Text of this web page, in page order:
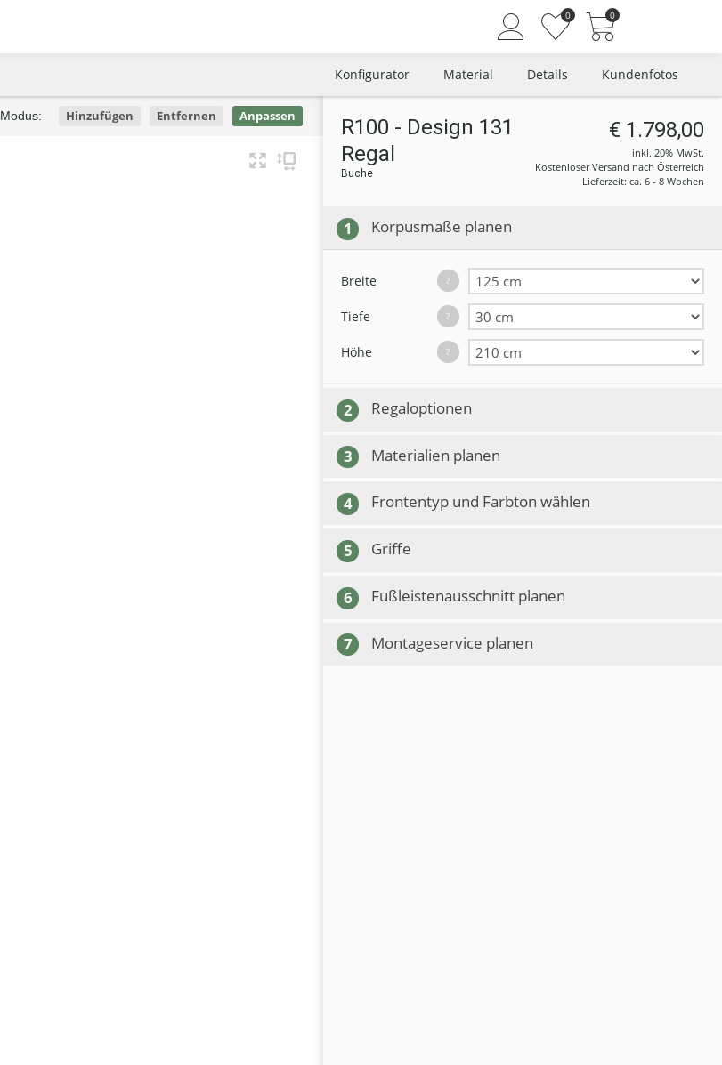
0 0
Konfigurator Material Details Kundenfotos
Modus: Hinzufügen Entfernen Anpassen
R100 - Design 131
Regal
Buche
€ 1.798,00
inkl. 20% MwSt.
Kostenloser Versand nach Österreich
Lieferzeit: ca. 6 - 8 Wochen
1 Korpusmaße planen
Breite ?
Tiefe ?
Höhe ?
2 Regaloptionen
3 Materialien planen
4 Frontentyp und Farbton wählen
5 Griffe
6 Fußleistenausschnitt planen
7 Montageservice planen